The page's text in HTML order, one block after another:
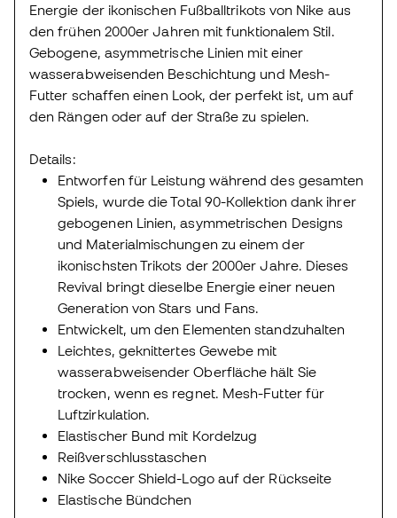
Energie der ikonischen Fußballtrikots von Nike aus
den frühen 2000er Jahren mit funktionalem Stil.
Gebogene, asymmetrische Linien mit einer
wasserabweisenden Beschichtung und Mesh-
Futter schaffen einen Look, der perfekt ist, um auf
den Rängen oder auf der Straße zu spielen.
Details:
Entworfen für Leistung während des gesamten
Spiels, wurde die Total 90-Kollektion dank ihrer
gebogenen Linien, asymmetrischen Designs
und Materialmischungen zu einem der
ikonischsten Trikots der 2000er Jahre. Dieses
Revival bringt dieselbe Energie einer neuen
Generation von Stars und Fans.
Entwickelt, um den Elementen standzuhalten
Leichtes, geknittertes Gewebe mit
wasserabweisender Oberfläche hält Sie
trocken, wenn es regnet. Mesh-Futter für
Luftzirkulation.
Elastischer Bund mit Kordelzug
Reißverschlusstaschen
Nike Soccer Shield-Logo auf der Rückseite
Elastische Bündchen